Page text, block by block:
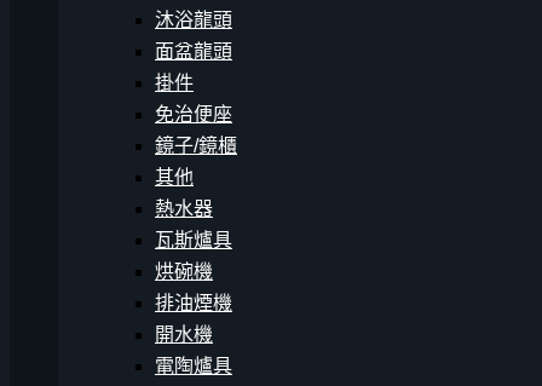
沐浴龍頭
面盆龍頭
掛件
免治便座
鏡子/鏡櫃
其他
熱水器
瓦斯爐具
烘碗機
排油煙機
開水機
電陶爐具